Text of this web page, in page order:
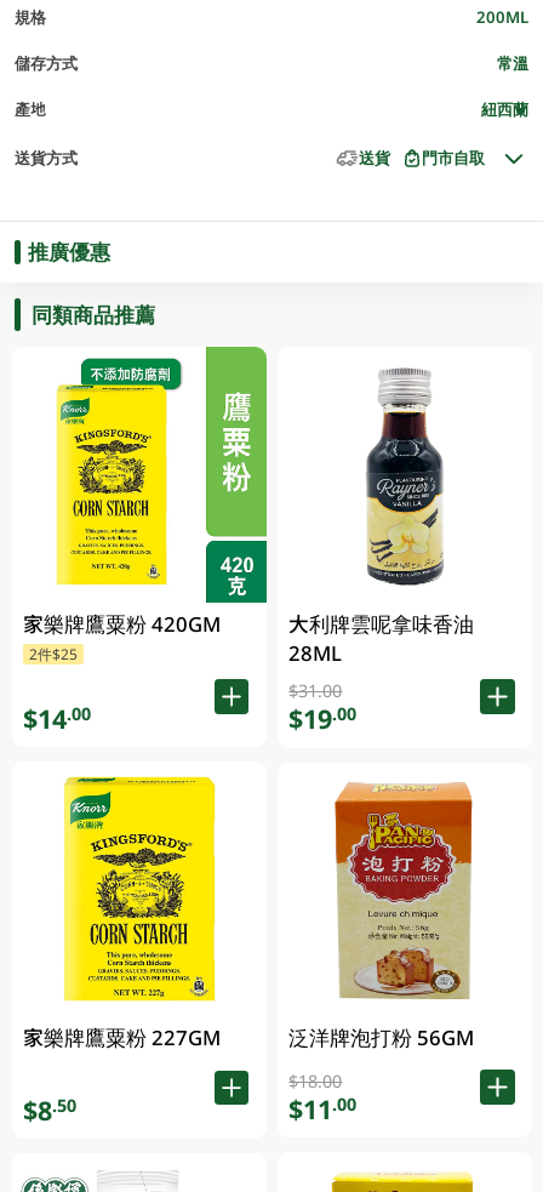
規格 200ML
儲存方式 常溫
產地 紐西蘭
送貨方式 送貨 門市自取
推廣優惠
同類商品推薦
家樂牌鷹粟粉 420GM
2件$25
$14.00
家樂牌鷹粟粉 227GM
$8.50
大利牌雲呢拿味香油
28ML
$31.00
$19.00
泛洋牌泡打粉 56GM
$18.00
$11.00